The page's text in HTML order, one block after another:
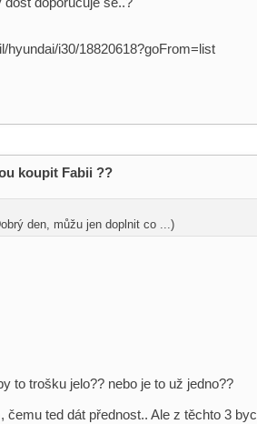
hyundai/i30/18820618?goFrom=list
koupit Fabii ??
den, můžu jen doplnit co ...)
to trošku jelo?? nebo je to už jedno??
ted dát přednost.. Ale z těchto 3